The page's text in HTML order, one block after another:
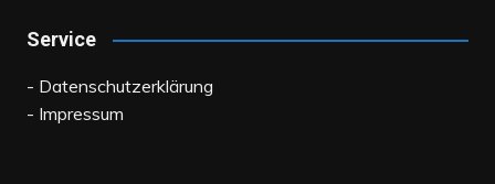
Service
- Datenschutzerklärung
- Impressum